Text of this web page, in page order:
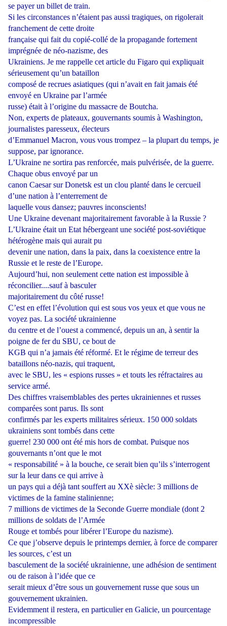
se payer un billet de train.
Si les circonstances n’étaient pas aussi tragiques, on rigolerait
franchement de cette droite
française qui fait du copié-collé de la propagande fortement
imprégnée de néo-nazisme, des
Ukrainiens. Je me rappelle cet article du Figaro qui expliquait
sérieusement qu’un bataillon
composé de recrues asiatiques (qui n’avait en fait jamais été
envoyé en Ukraine par l’armée
russe) était à l’origine du massacre de Boutcha.
Non, experts de plateaux, gouvernants soumis à Washington,
journalistes paresseux, électeurs
d’Emmanuel Macron, vous vous trompez – la plupart du temps, je
suppose, par ignorance.
L’Ukraine ne sortira pas renforcée, mais pulvérisée, de la guerre.
Chaque obus envoyé par un
canon Caesar sur Donetsk est un clou planté dans le cercueil
d’une nation à l’enterrement de
laquelle vous dansez; pauvres inconscients!
Une Ukraine devenant majoritairement favorable à la Russie ?
L’Ukraine était un Etat hébergeant une société post-soviétique
hétérogène mais qui aurait pu
devenir une nation, dans la paix, dans la coexistence entre la
Russie et le reste de l’Europe.
Aujourd’hui, non seulement cette nation est impossible à
réconcilier....sauf à basculer
majoritairement du côté russe!
C’est en effet l’évolution qui est sous vos yeux et que vous ne
voyez pas. La société ukrainienne
du centre et de l’ouest a commencé, depuis un an, à sentir la
poigne de fer du SBU, ce bout de
KGB qui n’a jamais été réformé. Et le régime de terreur des
bataillons néo-nazis, qui traquent,
avec le SBU, les « espions russes » et touts les réfractaires au
service armé.
Des chiffres vraisemblables des pertes ukrainiennes et russes
comparées sont parus. Ils sont
confirmés par les experts militaires sérieux. 150 000 soldats
ukrainiens sont tombés dans cette
guerre! 230 000 ont été mis hors de combat. Puisque nos
gouvernants n’ont que le mot
« responsabilité » à la bouche, ce serait bien qu’ils s’interrogent
sur la leur dans ce qui arrive à
un pays qui a déjà tant souffert au XXè siècle: 3 millions de
victimes de la famine stalinienne;
7 millions de victimes de la Seconde Guerre mondiale (dont 2
millions de soldats de l’Armée
Rouge et tombés pour libérer l’Europe du nazisme).
Ce que j’observe depuis le printemps dernier, à force de comparer
les sources, c’est un
basculement de la société ukrainienne, une adhésion de sentiment
ou de raison à l’idée que ce
serait mieux d’être sous un gouvernement russe que sous un
gouvernement ukrainien.
Evidemment il restera, en particulier en Galicie, un pourcentage
incompressible